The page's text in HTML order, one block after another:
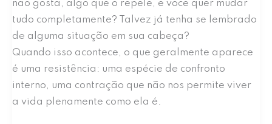
não gosta, algo que o repele, e você quer mudar
tudo completamente? Talvez já tenha se lembrado
de alguma situação em sua cabeça?
Quando isso acontece, o que geralmente aparece
é uma resistência: uma espécie de confronto
interno, uma contração que não nos permite viver
a vida plenamente como ela é.